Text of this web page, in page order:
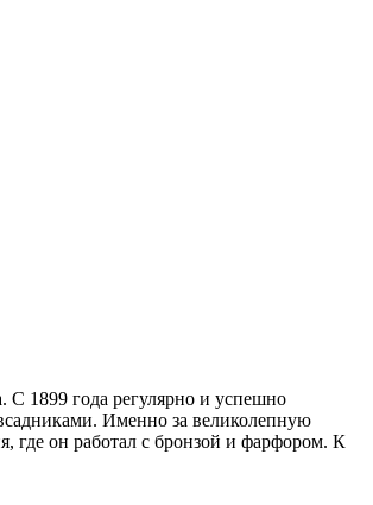
С 1899 года регулярно и успешно
Именно за великолепную
где он работал с бронзой и фарфором. К